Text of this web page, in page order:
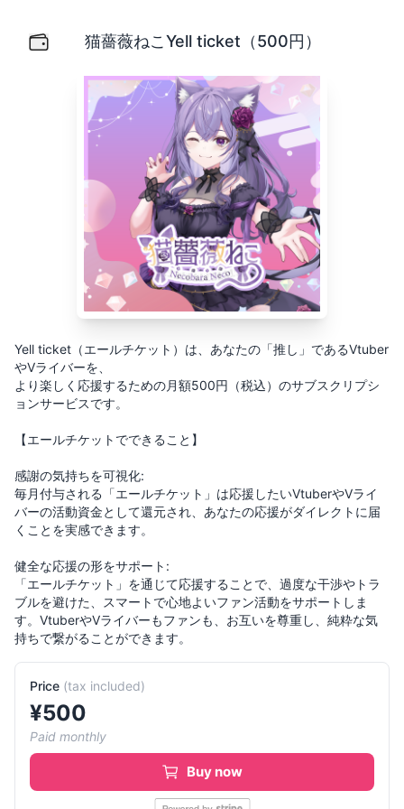
猫薔薇ねこYell ticket（500円）
Yell ticket（エールチケット）は、あなたの「推し」であるVtuber
やVライバーを、
より楽しく応援するための月額500円（税込）のサブスクリプシ
ョンサービスです。
【エールチケットでできること】
感謝の気持ちを可視化:
毎月付与される「エールチケット」は応援したいVtuberやVライ
バーの活動資金として還元され、あなたの応援がダイレクトに届
くことを実感できます。
健全な応援の形をサポート:
「エールチケット」を通じて応援することで、過度な干渉やトラ
ブルを避けた、スマートで心地よいファン活動をサポートしま
す。VtuberやVライバーもファンも、お互いを尊重し、純粋な気
持ちで繋がることができます。
Price (tax included)
¥500
Paid monthly
Buy now